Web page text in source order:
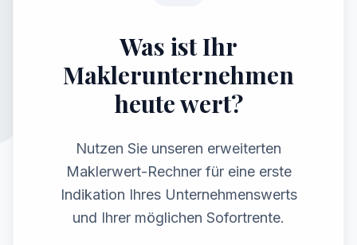
Was ist Ihr
Maklerunternehmen
heute wert?
Nutzen Sie unseren erweiterten
Maklerwert-Rechner für eine erste
Indikation Ihres Unternehmenswerts
und Ihrer möglichen Sofortrente.